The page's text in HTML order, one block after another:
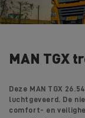
MAN TGX
Deze MAN TGX
luchtgeveerd. De
comfort- en